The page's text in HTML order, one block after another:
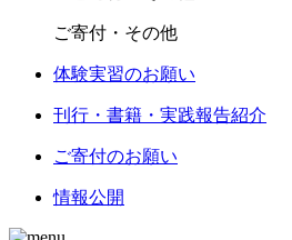
ご寄付・その他
体験実習のお願い
刊行・書籍・実践報告紹介
ご寄付のお願い
情報公開